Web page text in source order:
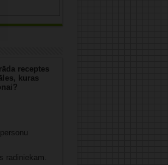
receptes
kuras
radiniekam.